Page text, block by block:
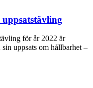
för år 2022 är
uppsats om hållbarhet –